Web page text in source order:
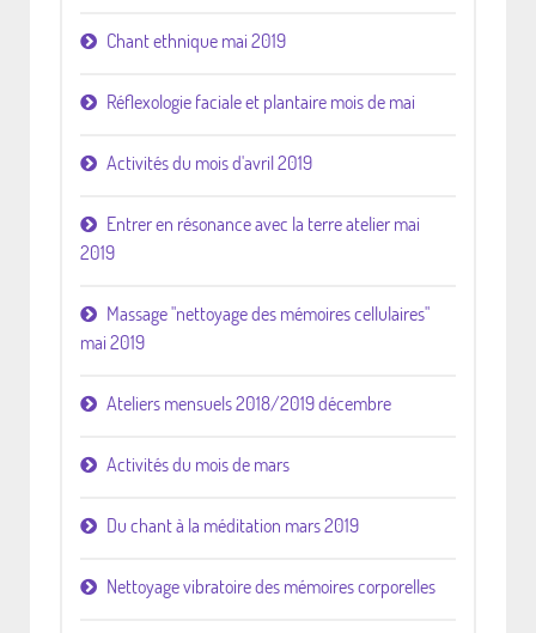
Chant ethnique mai 2019
Réflexologie faciale et plantaire mois de mai
Activités du mois d'avril 2019
Entrer en résonance avec la terre atelier mai
2019
Massage "nettoyage des mémoires cellulaires"
mai 2019
Ateliers mensuels 2018/2019 décembre
Activités du mois de mars
Du chant à la méditation mars 2019
Nettoyage vibratoire des mémoires corporelles